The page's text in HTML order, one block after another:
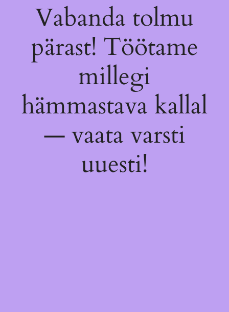
Vabanda tolmu
pärast! Töötame
millegi
hämmastava kallal
— vaata varsti
uuesti!